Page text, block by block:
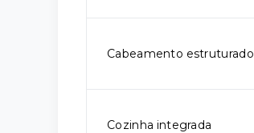
Cabeamento estruturado
Cozinha integrada